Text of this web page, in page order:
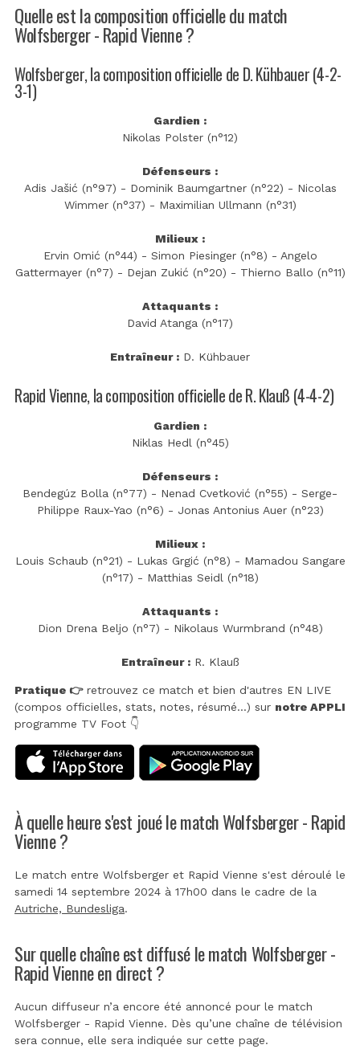
Quelle est la composition officielle du match
Wolfsberger - Rapid Vienne ?
Wolfsberger, la composition officielle de D. Kühbauer (4-2-
3-1)
Gardien :
Nikolas Polster (n°12)
Défenseurs :
Adis Jašić (n°97) - Dominik Baumgartner (n°22) - Nicolas
Wimmer (n°37) - Maximilian Ullmann (n°31)
Milieux :
Ervin Omić (n°44) - Simon Piesinger (n°8) - Angelo
Gattermayer (n°7) - Dejan Zukić (n°20) - Thierno Ballo (n°11)
Attaquants :
David Atanga (n°17)
Entraîneur : D. Kühbauer
Rapid Vienne, la composition officielle de R. Klauß (4-4-2)
Gardien :
Niklas Hedl (n°45)
Défenseurs :
Bendegúz Bolla (n°77) - Nenad Cvetković (n°55) - Serge-
Philippe Raux-Yao (n°6) - Jonas Antonius Auer (n°23)
Milieux :
Louis Schaub (n°21) - Lukas Grgić (n°8) - Mamadou Sangare
(n°17) - Matthias Seidl (n°18)
Attaquants :
Dion Drena Beljo (n°7) - Nikolaus Wurmbrand (n°48)
Entraîneur :R. Klauß
Pratique 👉retrouvez ce match et bien d'autres EN LIVE
(compos officielles, stats, notes, résumé...) sur notre APPLI
programme TV Foot 👇
À quelle heure s'est joué le match Wolfsberger - Rapid
Vienne ?
Le match entre Wolfsberger et Rapid Vienne s'est déroulé le
samedi 14 septembre 2024 à 17h00 dans le cadre de la
Autriche, Bundesliga.
Sur quelle chaîne est diffusé le match Wolfsberger -
Rapid Vienne en direct ?
Aucun diffuseur n’a encore été annoncé pour le match
Wolfsberger - Rapid Vienne. Dès qu’une chaîne de télévision
sera connue, elle sera indiquée sur cette page.